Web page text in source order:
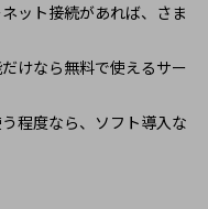
ット接続があれば、さま
けなら無料で使えるサー
程度なら、ソフト導入な